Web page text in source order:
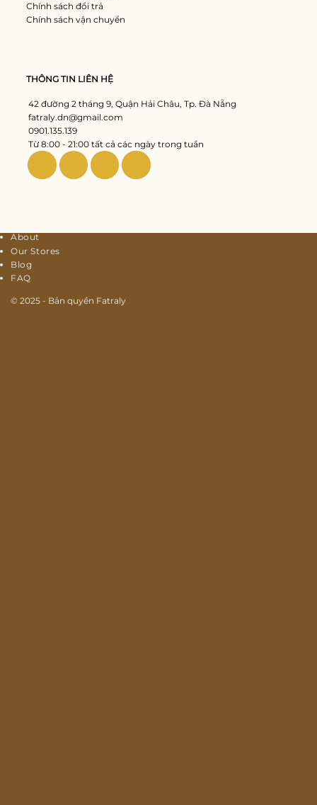
Chính sách đổi trả
Chính sách vận chuyển
THÔNG TIN LIÊN HỆ
42 đường 2 tháng 9, Quận Hải Châu, Tp. Đà Nẵng
fatraly.dn@gmail.com
0901.135.139
Từ 8:00 - 21:00 tất cả các ngày trong tuần
About
Our Stores
Blog
FAQ
© 2025 - Bản quyền Fatraly